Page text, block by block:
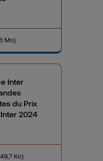
Mo)
Inter
du Prix
2024
Ko)